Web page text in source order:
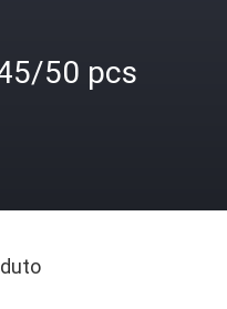
50 pcs